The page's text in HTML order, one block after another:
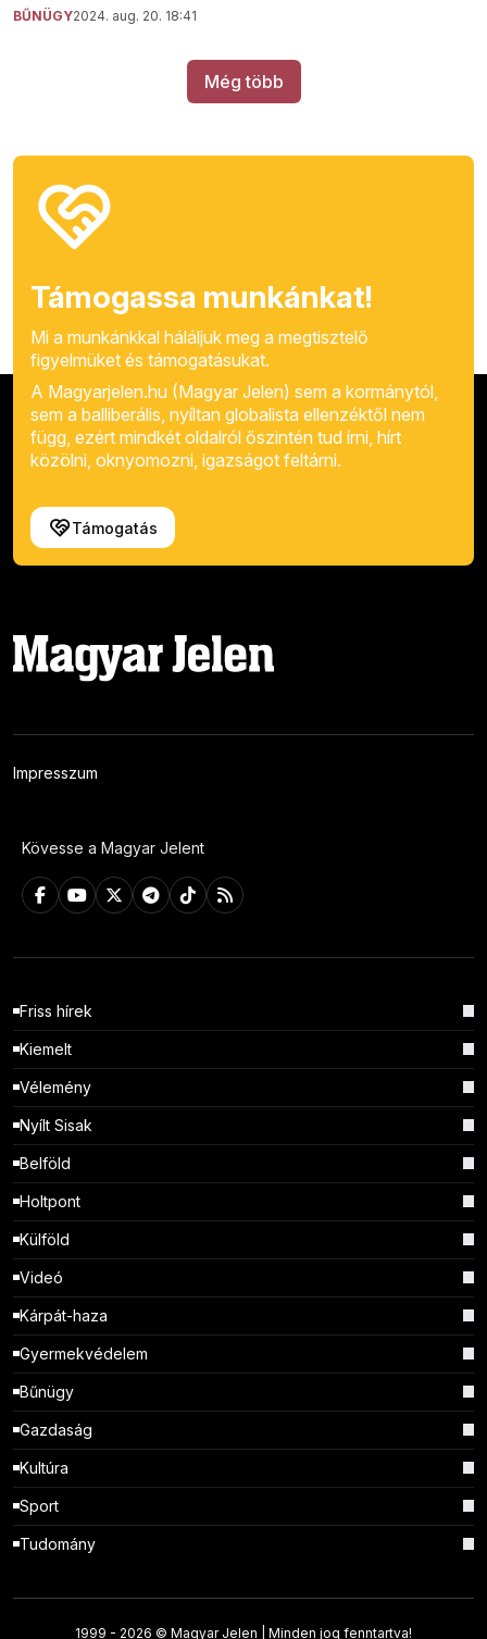
BŰNÜGY2024. aug. 20. 18:41
Még több
Támogassa munkánkat!
Mi a munkánkkal háláljuk meg a megtisztelő
figyelmüket és támogatásukat.
A Magyarjelen.hu (Magyar Jelen) sem a kormánytól,
sem a balliberális, nyíltan globalista ellenzéktől nem
függ, ezért mindkét oldalról őszintén tud írni, hírt
közölni, oknyomozni, igazságot feltárni.
Támogatás
Impresszum
Kövesse a Magyar Jelent
Friss hírek
Kiemelt
Vélemény
Nyílt Sisak
Belföld
Holtpont
Külföld
Videó
Kárpát-haza
Gyermekvédelem
Bűnügy
Gazdaság
Kultúra
Sport
Tudomány
1999 - 2026 © Magyar Jelen | Minden jog fenntartva!